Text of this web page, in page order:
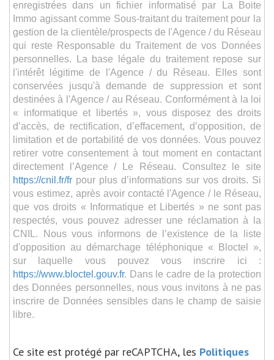
enregistrées dans un fichier informatisé par La Boite
Immo agissant comme Sous-traitant du traitement pour la
gestion de la clientèle/prospects de l'Agence / du Réseau
qui reste Responsable du Traitement de vos Données
personnelles. La base légale du traitement repose sur
l'intérêt légitime de l'Agence / du Réseau. Elles sont
conservées jusqu'à demande de suppression et sont
destinées à l'Agence / au Réseau. Conformément à la loi
« informatique et libertés », vous disposez des droits
d’accès, de rectification, d’effacement, d’opposition, de
limitation et de portabilité de vos données. Vous pouvez
retirer votre consentement à tout moment en contactant
directement l’Agence / Le Réseau. Consultez le site
https://cnil.fr/fr pour plus d’informations sur vos droits. Si
vous estimez, après avoir contacté l'Agence / le Réseau,
que vos droits « Informatique et Libertés » ne sont pas
respectés, vous pouvez adresser une réclamation à la
CNIL. Nous vous informons de l’existence de la liste
d'opposition au démarchage téléphonique « Bloctel »,
sur laquelle vous pouvez vous inscrire ici :
https://www.bloctel.gouv.fr. Dans le cadre de la protection
des Données personnelles, nous vous invitons à ne pas
inscrire de Données sensibles dans le champ de saisie
libre.
Ce site est protégé par reCAPTCHA, les Politiques